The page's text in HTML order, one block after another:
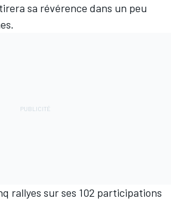
sa révérence dans un peu
rallyes sur ses 102 participations